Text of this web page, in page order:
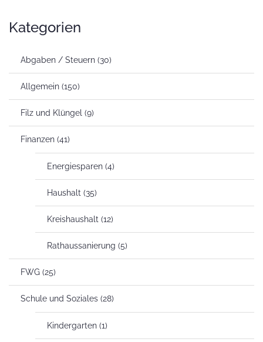
Kategorien
Abgaben / Steuern (30)
Allgemein (150)
Filz und Klüngel (9)
Finanzen (41)
Energiesparen (4)
Haushalt (35)
Kreishaushalt (12)
Rathaussanierung (5)
FWG (25)
Schule und Soziales (28)
Kindergarten (1)